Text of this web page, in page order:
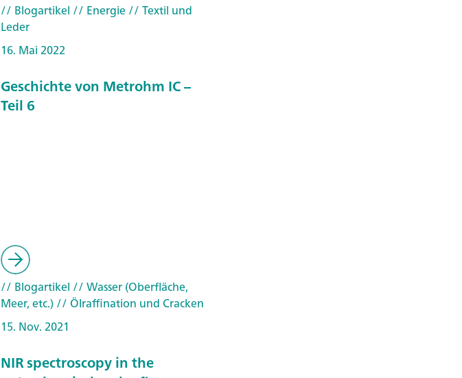
// Blogartikel // Energie// Textil und
Leder
16. Mai 2022
Geschichte von Metrohm IC –
Teil 6
// Blogartikel // Wasser (Oberfläche,
Meer, etc.)// Ölraffination und Cracken
15. Nov. 2021
NIR spectroscopy in the